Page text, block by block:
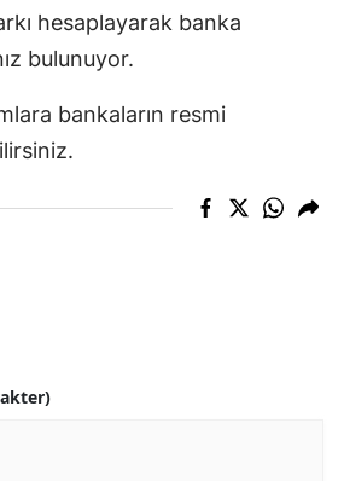
hesaplayarak banka
bulunuyor.
bankaların resmi